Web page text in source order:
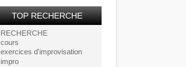
TOP RECHERCHE
RECHERCHE
cours
exercices d'improvisation
impro